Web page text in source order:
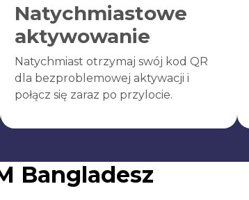
Natychmiastowe
aktywowanie
Natychmiast otrzymaj swój kod QR
dla bezproblemowej aktywacji i
połącz się zaraz po przylocie.
Bangladesz